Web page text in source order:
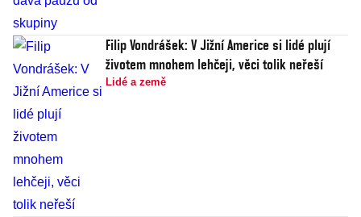
Filip Vondrášek: V Jižní Americe si lidé plují
životem mnohem lehčeji, věci tolik neřeší
Lidé a země